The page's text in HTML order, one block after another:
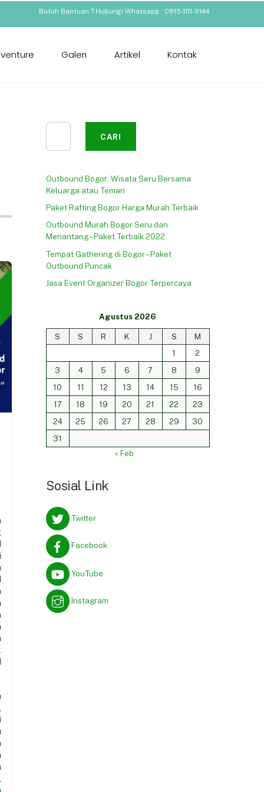
Butuh Bantuan ? Hubungi Whatsapp : 0815-1111-9144
Galeri Artikel Kontak
Cari
CARI
Outbound Bogor: Wisata Seru Bersama
Keluarga atau Teman
Paket Rafting Bogor Harga Murah Terbaik
Outbound Murah Bogor Seru dan
Menantang – Paket Terbaik 2022
Tempat Gathering di Bogor – Paket
Outbound Puncak
Jasa Event Organizer Bogor Terpercaya
Agustus 2026
S S R K J S
M
1
2
3
4 5 6 7 8
9
10
11 12 13 14 15
16
17
18 19 20 21 22
23
24
25 26 27 28 29
30
31
« Feb
Sosial Link
Twitter
Facebook
YouTube
Instagram